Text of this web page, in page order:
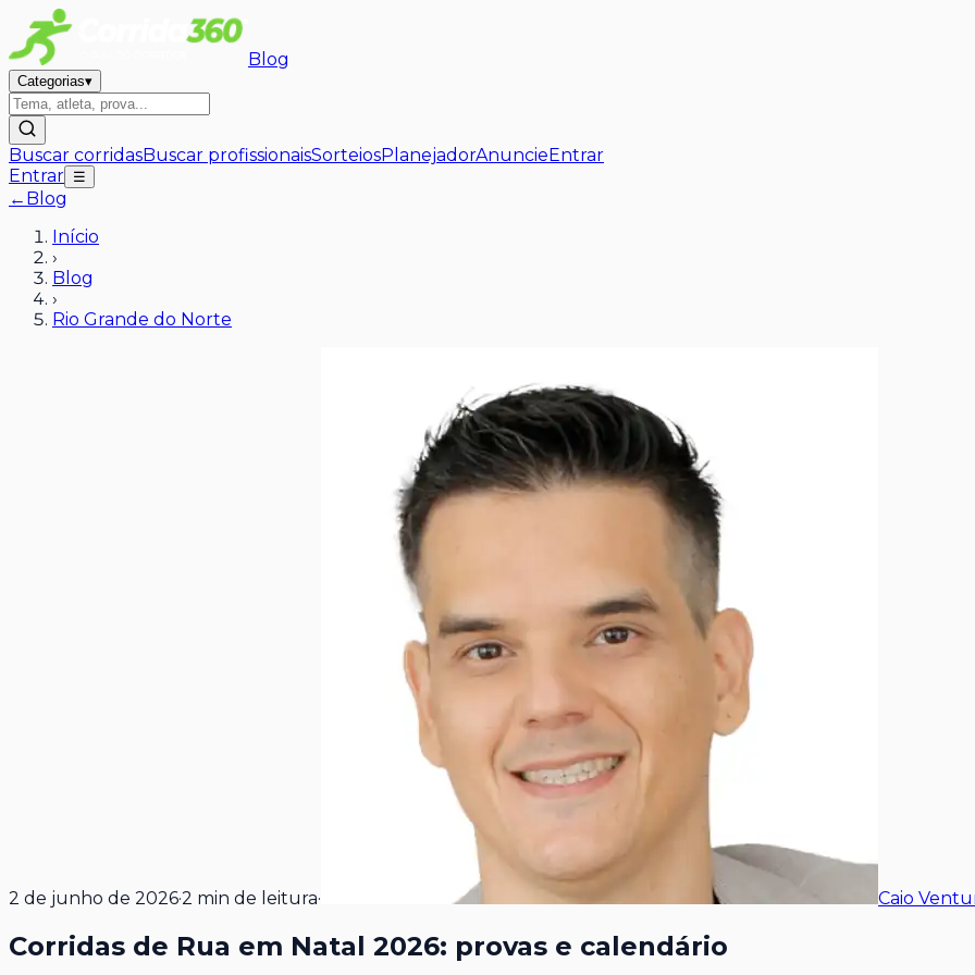
Blog
Categorias▾
Buscar corridasBuscar profissionaisSorteiosPlanejadorAnuncieEntrar
Entrar ☰
← Blog
Início
›
Blog
›
Rio Grande do Norte
2 de junho de 2026·2 min de leitura· Caio
Corridas de Rua em Natal 2026: provas e calendário